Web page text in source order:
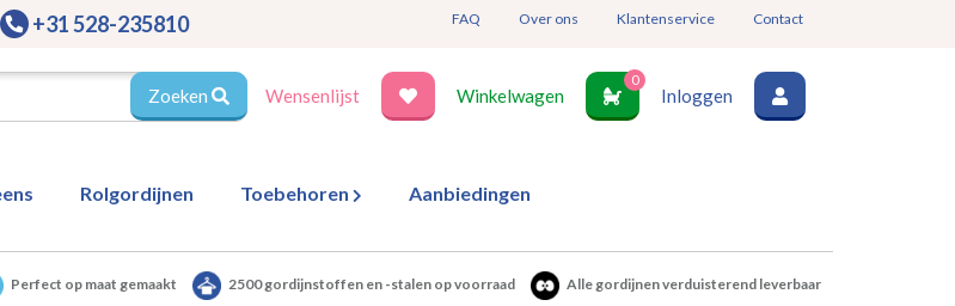
+31 528-235810 FAQ Over ons Klantenservice Contact
Zoeken Wensenlijst Winkelwagen
0
Inloggen
Rolgordijnen Toebehoren Aanbiedingen
Perfect op maat gemaakt 2500 gordijnstoffen en -stalen op voorraad Alle gordijnen verduisterend leverbaar